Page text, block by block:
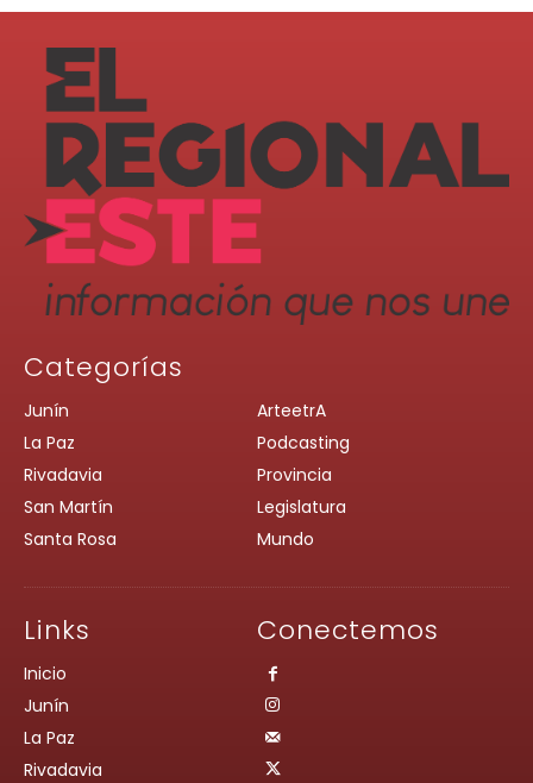
Categorías
Junín
La Paz
Rivadavia
San Martín
Santa Rosa
ArteetrA
Podcasting
Provincia
Legislatura
Mundo
Links
Inicio
Junín
La Paz
Rivadavia
Conectemos